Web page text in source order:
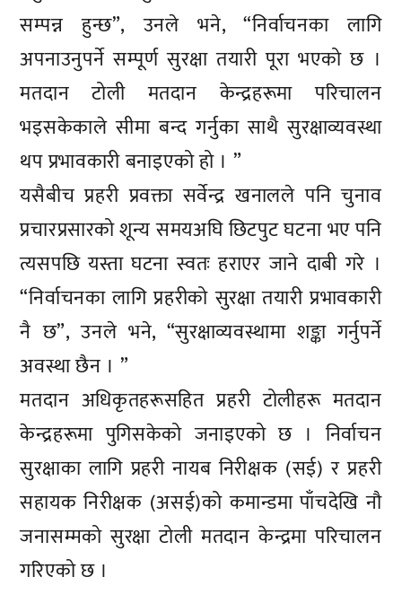
सम्पन्न हुन्छ”, उनले भने, “निर्वाचनका लागि
अपनाउनुपर्ने सम्पूर्ण सुरक्षा तयारी पूरा भएको छ ।
मतदान टोली मतदान केन्द्रहरूमा परिचालन
भइसकेकाले सीमा बन्द गर्नुका साथै सुरक्षाव्यवस्था
थप प्रभावकारी बनाइएको हो । ”
यसैबीच प्रहरी प्रवक्ता सर्वेन्द्र खनालले पनि चुनाव
प्रचारप्रसारको शून्य समयअघि छिटपुट घटना भए पनि
त्यसपछि यस्ता घटना स्वतः हराएर जाने दाबी गरे ।
“निर्वाचनका लागि प्रहरीको सुरक्षा तयारी प्रभावकारी
नै छ”, उनले भने, “सुरक्षाव्यवस्थामा शङ्का गर्नुपर्ने
अवस्था छैन । ”
मतदान अधिकृतहरूसहित प्रहरी टोलीहरू मतदान
केन्द्रहरूमा पुगिसकेको जनाइएको छ । निर्वाचन
सुरक्षाका लागि प्रहरी नायब निरीक्षक (सई) र प्रहरी
सहायक निरीक्षक (असई)को कमान्डमा पाँचदेखि नौ
जनासम्मको सुरक्षा टोली मतदान केन्द्रमा परिचालन
गरिएको छ ।